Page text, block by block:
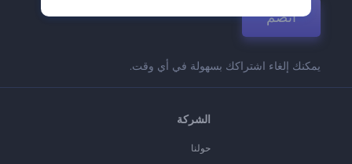
انضم
يمكنك إلغاء اشتراكك بسهولة في أي وقت.
الشركة
حولنا